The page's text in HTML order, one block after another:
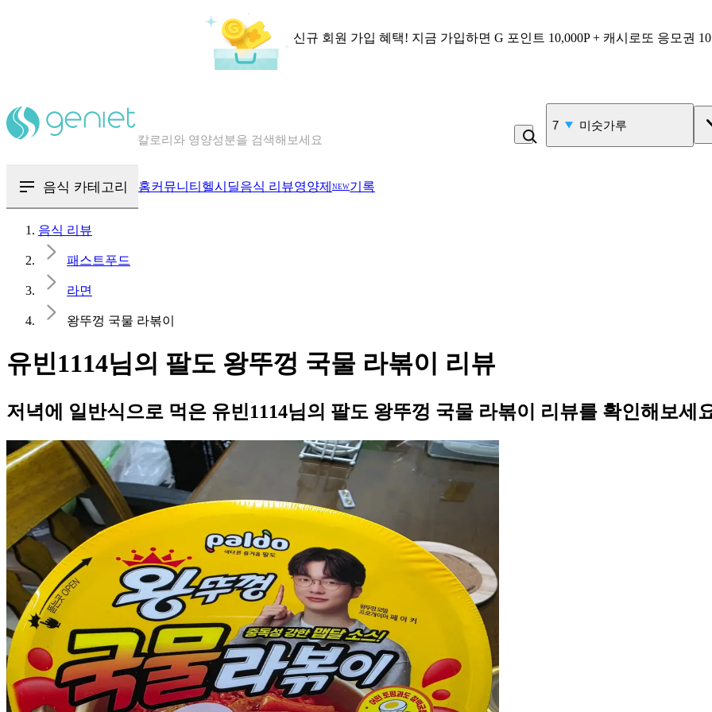
신규 회원 가입 혜택! 지금 가입하면 G 포인트 10,000P + 캐시로또 응모권
혈당 · 다이어트 음식 검색해보세요
7 미숫가루
음식 카테고리 홈커뮤니티 헬시딜음식 리뷰영양제 NEW기록
음식 리뷰
패스트푸드
라면
왕뚜껑 국물 라볶이
유빈1114님의 팔도 왕뚜껑 국물 라볶이 리뷰
저녁에 일반식으로 먹은 유빈1114님의 팔도 왕뚜껑 국물 라볶이 리뷰를 확인해보세